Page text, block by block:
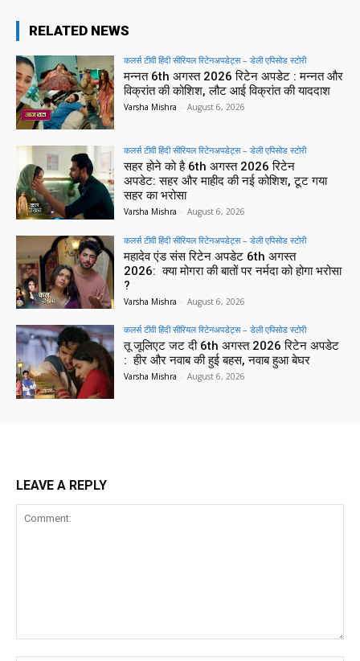
RELATED NEWS
कलर्स टीवी हिंदी सीरियल रिटेनअपडेट्स – डेली एपिसोड स्टोरी
मन्नत 6th अगस्त 2026 रिटेन अपडेट : मन्नत और
विक्रांत की कोशिश, लौट आई विक्रांत की याददाश
Varsha Mishra - August 6, 2026
कलर्स टीवी हिंदी सीरियल रिटेनअपडेट्स – डेली एपिसोड स्टोरी
सहर होने को है 6th अगस्त 2026 रिटेन
अपडेट: सहर और माहीद की नई कोशिश, टूट गया
सहर का भरोसा
Varsha Mishra - August 6, 2026
कलर्स टीवी हिंदी सीरियल रिटेनअपडेट्स – डेली एपिसोड स्टोरी
महादेव एंड संस रिटेन अपडेट 6th अगस्त
2026: क्या मोगरा की बातों पर नर्मदा को होगा भरोसा
?
Varsha Mishra - August 6, 2026
कलर्स टीवी हिंदी सीरियल रिटेनअपडेट्स – डेली एपिसोड स्टोरी
तू जूलिएट जट दी 6th अगस्त 2026 रिटेन अपडेट
: हीर और नवाब की हुई बहस, नवाब हुआ बेघर
Varsha Mishra - August 6, 2026
LEAVE A REPLY